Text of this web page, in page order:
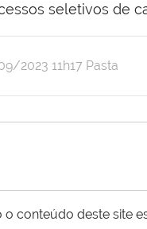
seletivos de
2023 11h17 Pasta
o conteúdo deste site